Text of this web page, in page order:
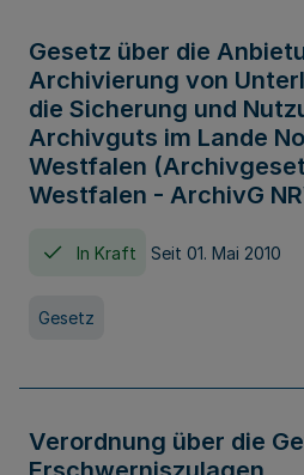
Gesetz über die
Archivierung von
die Sicherung und
Archivguts im Lande
Westfalen
Westfalen - ArchivG
In Kraft Seit 01. Mai 2010
Gesetz
Verordnung über die